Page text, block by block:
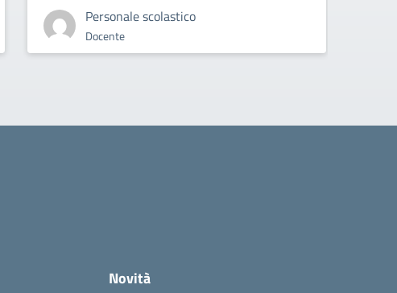
Personale scolastico
Docente
Novità